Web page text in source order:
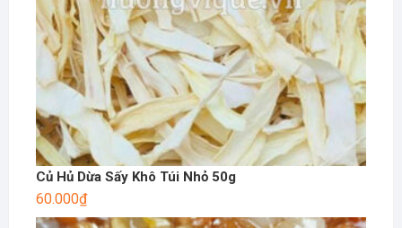
Củ Hủ Dừa Sấy Khô Túi Nhỏ 50g
60.000₫